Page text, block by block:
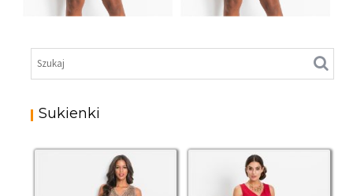
MINI SUKIENKA
POŁYSKUJĄCA
MINI SUKIENKA
POŁYSKUJĄCA
NIEBIESKA
Sukienki